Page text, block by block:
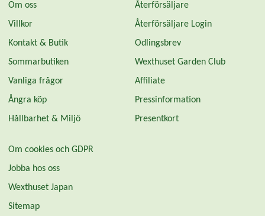
Om oss
Villkor
Kontakt & Butik
Sommarbutiken
Vanliga frågor
Ångra köp
Hållbarhet & Miljö
Återförsäljare
Återförsäljare Login
Odlingsbrev
Wexthuset Garden Club
Affiliate
Pressinformation
Presentkort
Om cookies och GDPR
Jobba hos oss
Wexthuset Japan
Sitemap